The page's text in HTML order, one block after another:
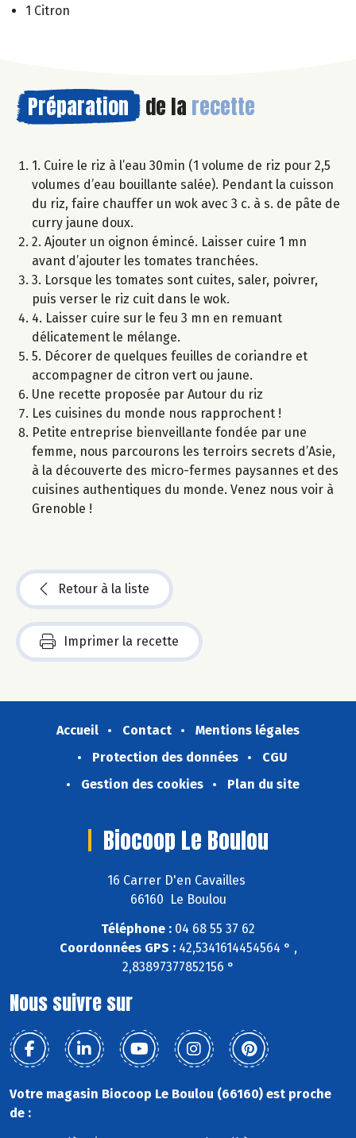
1 Citron
Préparation de la recette
1. Cuire le riz à l’eau 30min (1 volume de riz pour 2,5
volumes d’eau bouillante salée). Pendant la cuisson
du riz, faire chauffer un wok avec 3 c. à s. de pâte de
curry jaune doux.
2. Ajouter un oignon émincé. Laisser cuire 1 mn
avant d’ajouter les tomates tranchées.
3. Lorsque les tomates sont cuites, saler, poivrer,
puis verser le riz cuit dans le wok.
4. Laisser cuire sur le feu 3 mn en remuant
délicatement le mélange.
5. Décorer de quelques feuilles de coriandre et
accompagner de citron vert ou jaune.
Une recette proposée par Autour du riz
Les cuisines du monde nous rapprochent !
Petite entreprise bienveillante fondée par une
femme, nous parcourons les terroirs secrets d’Asie,
à la découverte des micro-fermes paysannes et des
cuisines authentiques du monde. Venez nous voir à
Grenoble !
Retour à la liste
Imprimer la recette
Accueil Contact
Mentions légales
Protection des données
CGU
Gestion des cookies
Plan du site
Biocoop Le Boulou
16 Carrer D'en Cavailles
66160 Le Boulou
Téléphone : 04 68 55 37 62
Coordonnées GPS :42,5341614454564 ° ,
2,83897377852156 °
Nous suivre sur
Votre magasin Biocoop Le Boulou (66160) est proche
de :